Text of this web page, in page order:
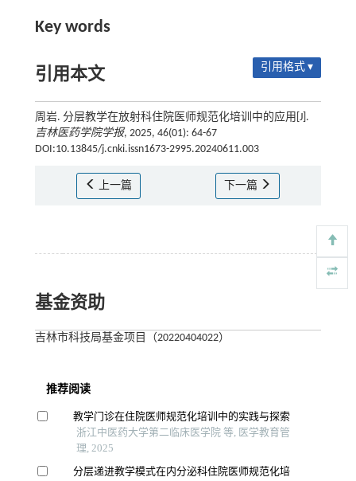
Key words
引用本文 引用格式 ▾
周岩. 分层教学在放射科住院医师规范化培训中的应用[J].
吉林医药学院学报, 2025, 46(01): 64-67
DOI:10.13845/j.cnki.issn1673-2995.20240611.003
上一篇 下一篇
基金资助
吉林市科技局基金项目（20220404022）